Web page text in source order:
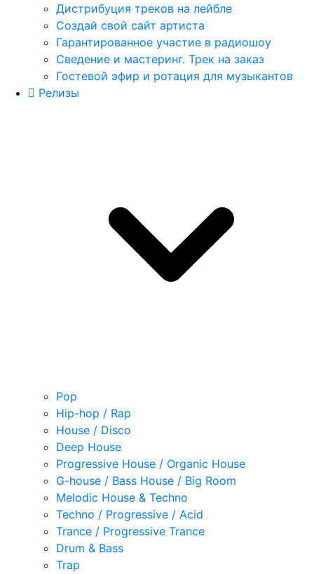
Дистрибуция треков на лейбле
Создай свой сайт артиста
Гарантированное участие в радиошоу
Сведение и мастеринг. Трек на заказ
Гостевой эфир и ротация для музыкантов
Релизы
Pop
Hip-hop / Rap
House / Disco
Deep House
Progressive House / Organic House
G-house / Bass House / Big Room
Melodic House & Techno
Techno / Progressive / Acid
Trance / Progressive Trance
Drum & Bass
Trap